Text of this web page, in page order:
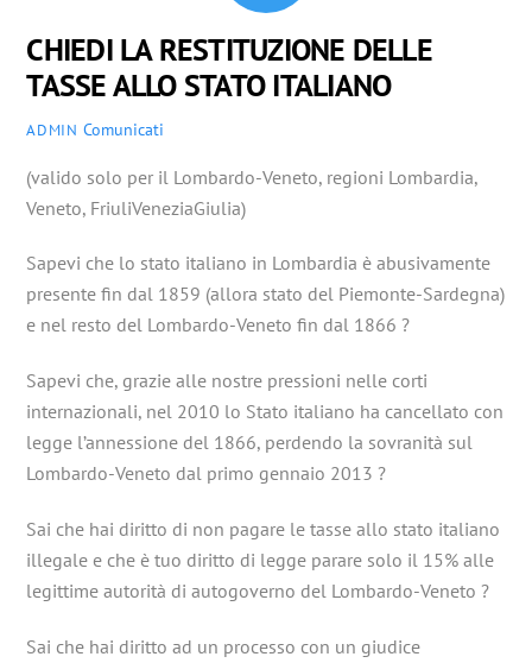
CHIEDI LA RESTITUZIONE DELLE
TASSE ALLO STATO ITALIANO
ADMIN Comunicati
(valido solo per il Lombardo-Veneto, regioni Lombardia,
Veneto, FriuliVeneziaGiulia)
Sapevi che lo stato italiano in Lombardia è abusivamente
presente fin dal 1859 (allora stato del Piemonte-Sardegna)
e nel resto del Lombardo-Veneto fin dal 1866 ?
Sapevi che, grazie alle nostre pressioni nelle corti
internazionali, nel 2010 lo Stato italiano ha cancellato con
legge l’annessione del 1866, perdendo la sovranità sul
Lombardo-Veneto dal primo gennaio 2013 ?
Sai che hai diritto di non pagare le tasse allo stato italiano
illegale e che è tuo diritto di legge parare solo il 15% alle
legittime autorità di autogoverno del Lombardo-Veneto ?
Sai che hai diritto ad un processo con un giudice